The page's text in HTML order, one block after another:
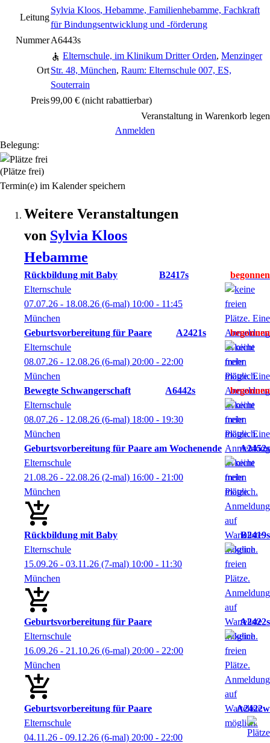
Leitung
Sylvia Kloos, Hebamme, Familienhebamme, Fachkraft
für Bindungsentwicklung und -förderung
NummerA6443s
Ort
Elternschule, im Klinikum Dritter Orden, Menzinger
Str. 48, München, Raum: Elternschule 007, ES,
Souterrain
Preis99,00 € (nicht rabattierbar)
Veranstaltung in Warenkorb legen
Anmelden
Belegung:
(Plätze frei)
Termin(e) im Kalender speichern
Weitere Veranstaltungen
von Sylvia Kloos
Hebamme
Rückbildung mit Baby
B2417s
Elternschule
07.07.26 - 18.08.26 (6-mal) 10:00 - 11:45
München
Geburtsvorbereitung für Paare
A2421s
Elternschule
08.07.26 - 12.08.26 (6-mal) 20:00 - 22:00
München
Bewegte Schwangerschaft
A6442s
Elternschule
08.07.26 - 12.08.26 (6-mal) 18:00 - 19:30
München
Geburtsvorbereitung für Paare am Wochenende
A2452s
Elternschule
21.08.26 - 22.08.26 (2-mal) 16:00 - 21:00
München
Rückbildung mit Baby
B2419s
Elternschule
15.09.26 - 03.11.26 (7-mal) 10:00 - 11:30
München
Geburtsvorbereitung für Paare
A2422s
Elternschule
16.09.26 - 21.10.26 (6-mal) 20:00 - 22:00
München
Geburtsvorbereitung für Paare
A2422w
Elternschule
04.11.26 - 09.12.26 (6-mal) 20:00 - 22:00